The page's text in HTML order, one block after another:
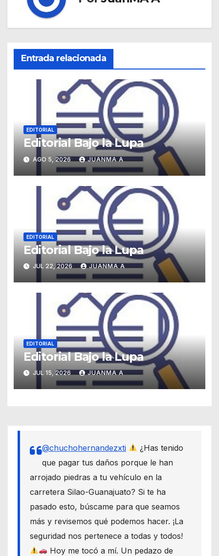
Entrada relacionada
EDITORIAL
Editorial Bajo la Lupa
AGO 5, 2026 JUANMA A
EDITORIAL
Editorial Bajo la Lupa
JUL 22, 2026 JUANMA A
EDITORIAL
Editorial Bajo la Lupa
JUL 15, 2026 JUANMA A
@chuchohernandezxti
¿Has tenido
que pagar tus daños porque le han
arrojado piedras a tu vehículo en la
carretera Silao-Guanajuato? Si te ha
pasado esto, búscame para que seamos
más y revisemos qué podemos hacer. ¡La
seguridad nos pertenece a todas y todos!
Hoy me tocó a mí. Un pedazo de